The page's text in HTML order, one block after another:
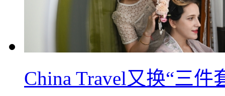
China Travel又换“三